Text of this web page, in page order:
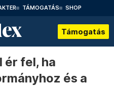
TÁMOGATÁS SHOP
Támogatás
ér fel, ha
és a